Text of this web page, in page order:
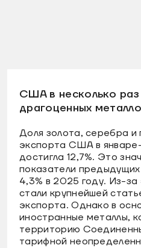
США в несколько раз
драгоценных
Доля золота, серебра и
экспорта США в
достигла 12,7%. Это
показатели предыдущих
4,3% в 2025 году. Из-за
стали крупнейшей
экспорта. Однако в
иностранные металлы,
территорию
тарифной